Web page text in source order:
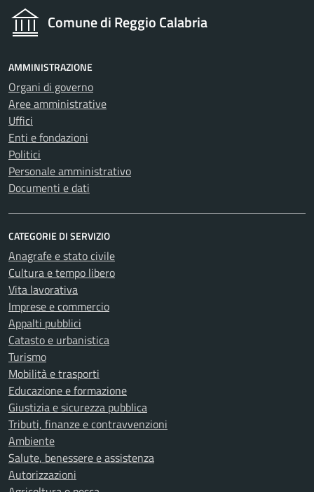
Comune di Reggio Calabria
AMMINISTRAZIONE
Organi di governo
Aree amministrative
Uffici
Enti e fondazioni
Politici
Personale amministrativo
Documenti e dati
CATEGORIE DI SERVIZIO
Anagrafe e stato civile
Cultura e tempo libero
Vita lavorativa
Imprese e commercio
Appalti pubblici
Catasto e urbanistica
Turismo
Mobilità e trasporti
Educazione e formazione
Giustizia e sicurezza pubblica
Tributi, finanze e contravvenzioni
Ambiente
Salute, benessere e assistenza
Autorizzazioni